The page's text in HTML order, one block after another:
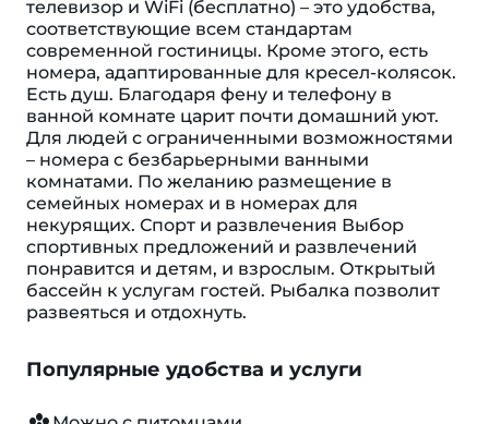
телевизор и WiFi (бесплатно) – это удобства,
соответствующие всем стандартам
современной гостиницы. Кроме этого, есть
номера, адаптированные для кресел-колясок.
Eсть душ. Благодаря фену и телефону в
ванной комнате царит почти домашний уют.
Для людей с ограниченными возможностями
– номера с безбарьерными ванными
комнатами. По желанию размещение в
семейных номерах и в номерах для
некурящих. Спорт и развлечения Выбор
спортивных предложений и развлечений
понравится и детям, и взрослым. Открытый
бассейн к услугам гостей. Рыбалка позволит
развеяться и отдохнуть.
Популярные удобства и услуги